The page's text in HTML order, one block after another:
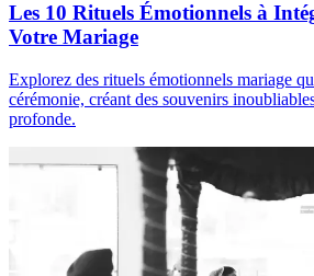
Les 10 Rituels Émotionnels à
Votre Mariage
Explorez des rituels émotionnels mariage
cérémonie, créant des souvenirs
profonde.